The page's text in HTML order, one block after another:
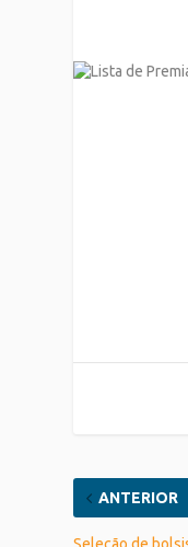
ANTERIOR